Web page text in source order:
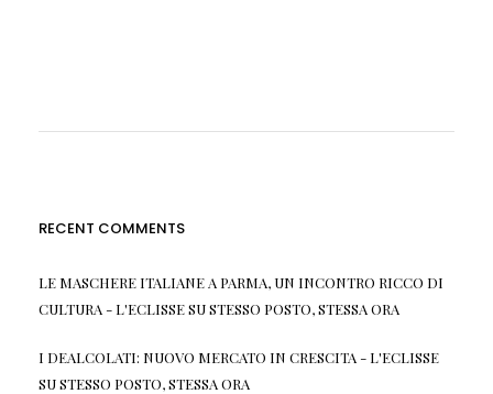
RECENT COMMENTS
LE MASCHERE ITALIANE A PARMA, UN INCONTRO RICCO DI
CULTURA - L'ECLISSESUSTESSO POSTO, STESSA ORA
I DEALCOLATI: NUOVO MERCATO IN CRESCITA - L'ECLISSE
SUSTESSO POSTO, STESSA ORA